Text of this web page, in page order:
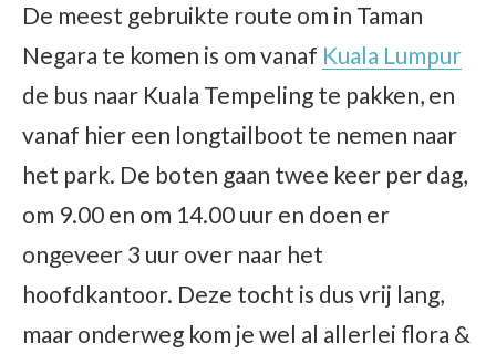
De meest gebruikte route om in Taman
Negara te komen is om vanaf Kuala Lumpur
de bus naar Kuala Tempeling te pakken, en
vanaf hier een longtailboot te nemen naar
het park. De boten gaan twee keer per dag,
om 9.00 en om 14.00 uur en doen er
ongeveer 3 uur over naar het
hoofdkantoor. Deze tocht is dus vrij lang,
maar onderweg kom je wel al allerlei flora &